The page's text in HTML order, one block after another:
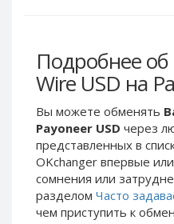
Подробнее
Wire USD на
Вы можете обменять
Payoneer USD через
представленных в
OKchanger впервые
сомнения или
разделом Часто
чем приступить к
Skril EUR
Skril INR
Skril PLN
Skril GBP
Skril AUD
Skril NOK
Skril SEK